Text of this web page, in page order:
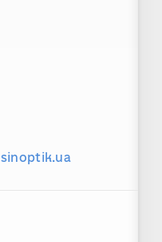
sinoptik.ua